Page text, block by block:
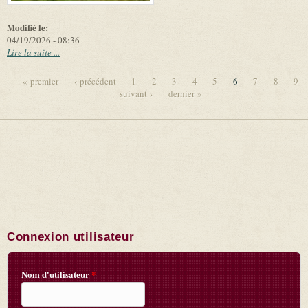
Modifié le:
04/19/2026 - 08:36
Lire la suite ...
« premier ‹ précédent 1 2 3 4 5 6 7 8
9
suivant ›
dernier »
Connexion utilisateur
Nom d'utilisateur*